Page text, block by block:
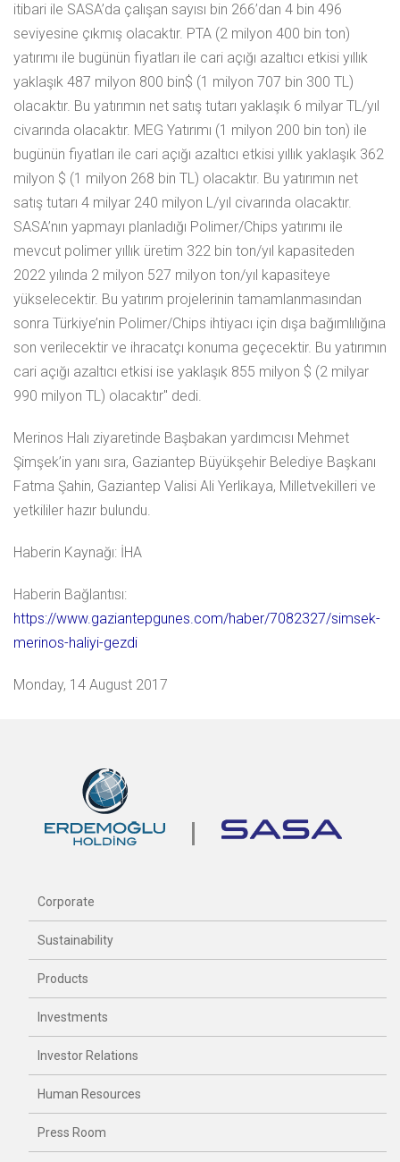
itibari ile SASA’da çalışan sayısı bin 266’dan 4 bin 496
seviyesine çıkmış olacaktır. PTA (2 milyon 400 bin ton)
yatırımı ile bugünün fiyatları ile cari açığı azaltıcı etkisi yıllık
yaklaşık 487 milyon 800 bin$ (1 milyon 707 bin 300 TL)
olacaktır. Bu yatırımın net satış tutarı yaklaşık 6 milyar TL/yıl
civarında olacaktır. MEG Yatırımı (1 milyon 200 bin ton) ile
bugünün fiyatları ile cari açığı azaltıcı etkisi yıllık yaklaşık 362
milyon $ (1 milyon 268 bin TL) olacaktır. Bu yatırımın net
satış tutarı 4 milyar 240 milyon L/yıl civarında olacaktır.
SASA’nın yapmayı planladığı Polimer/Chips yatırımı ile
mevcut polimer yıllık üretim 322 bin ton/yıl kapasiteden
2022 yılında 2 milyon 527 milyon ton/yıl kapasiteye
yükselecektir. Bu yatırım projelerinin tamamlanmasından
sonra Türkiye’nin Polimer/Chips ihtiyacı için dışa bağımlılığına
son verilecektir ve ihracatçı konuma geçecektir. Bu yatırımın
cari açığı azaltıcı etkisi ise yaklaşık 855 milyon $ (2 milyar
990 milyon TL) olacaktır" dedi.
Merinos Halı ziyaretinde Başbakan yardımcısı Mehmet
Şimşek’in yanı sıra, Gaziantep Büyükşehir Belediye Başkanı
Fatma Şahin, Gaziantep Valisi Ali Yerlikaya, Milletvekilleri ve
yetkililer hazır bulundu.
Haberin Kaynağı: İHA
Haberin Bağlantısı:
https://www.gaziantepgunes.com/haber/7082327/simsek-
merinos-haliyi-gezdi
Monday, 14 August 2017
Corporate
Sustainability
Products
Investments
Investor Relations
Human Resources
Press Room